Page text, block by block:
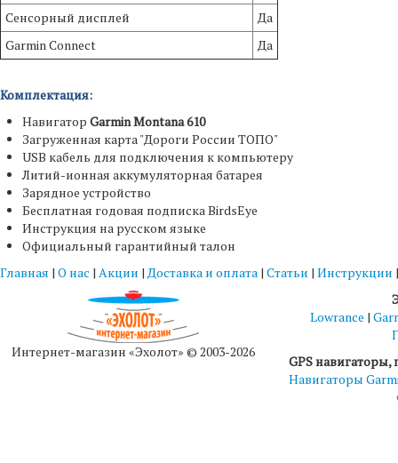
Сенсорный дисплей
Да
Garmin Connect
Да
Комплектация:
Навигатор Garmin Montana 610
Загруженная карта "Дороги России ТОПО"
USB кабель для подключения к компьютеру
Литий-ионная аккумуляторная батарея
Зарядное устройство
Бесплатная годовая подписка BirdsEye
Инструкция на русском языке
Официальный гарантийный талон
Главная | О нас | Акции |Доставка и оплата | Статьи | Инструкции
Интернет-магазин «Эхолот» © 2003-2026
Lowrance |
GPS
Навигаторы